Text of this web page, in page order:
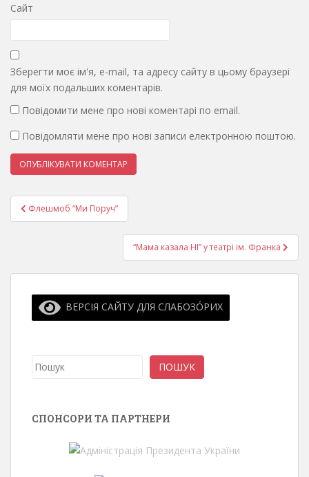
Сайт
Зберегти моє ім'я, e-mail, та адресу сайту в цьому браузері
для моїх подальших коментарів.
Повідомити мене про нові коментарі по email.
Повідомляти мене про нові записи електронною поштою.
Навігація
записів
Флешмоб “Ми Поруч”
“Мама казала НІ” у театрі ім. Франка
ВЕРСІЯ САЙТУ ДЛЯ СЛАБОЗО́РИХ
Пошук ПОШУК
СПОНСОРИ ТА ПАРТНЕРИ